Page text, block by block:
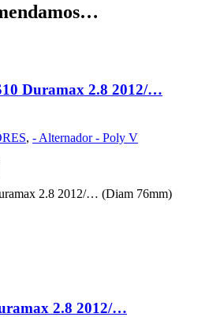
Duramax 2.8 2012/…
, - Alternador - Poly V
2.8 2012/… (Diam 76mm)
2.8 2012/…